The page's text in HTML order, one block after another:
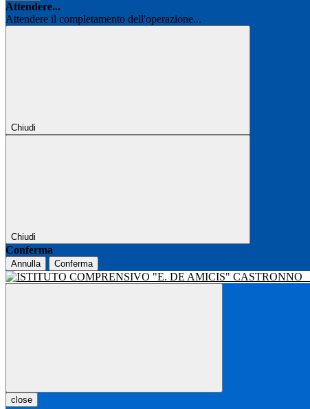
Attendere...
Attendere il completamento dell'operazione...
Chiudi
Chiudi
Conferma
Annulla Conferma
close